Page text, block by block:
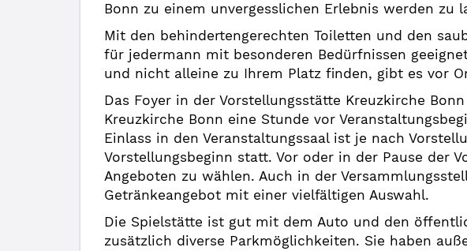
Bonn zu einem unvergesslichen Erlebnis werden zu
Mit den behindertengerechten Toiletten und den
für jedermann mit besonderen Bedürfnissen
und nicht alleine zu Ihrem Platz finden, gibt es vor
Das Foyer in der Vorstellungsstätte Kreuzkirche
Kreuzkirche Bonn eine Stunde vor
Einlass in den Veranstaltungssaal ist je nach
Vorstellungsbeginn statt. Vor oder in der Pause der
Angeboten zu wählen. Auch in der
Getränkeangebot mit einer vielfältigen Auswahl.
Die Spielstätte ist gut mit dem Auto und den
zusätzlich diverse Parkmöglichkeiten. Sie haben